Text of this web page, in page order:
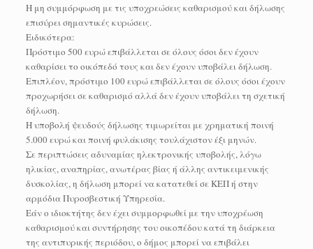
Η μη συμμόρφωση με τις υποχρεώσεις καθαρισμού και δήλωσης
επισύρει σημαντικές κυρώσεις.
Ειδικότερα:
Πρόστιμο 500 ευρώ επιβάλλεται σε όλους όσοι δεν έχουν
καθαρίσει το οικόπεδό τους και δεν έχουν υποβάλει δήλωση.
Επιπλέον, πρόστιμο 100 ευρώ επιβάλλεται σε όλους όσοι έχουν
προχωρήσει σε καθαρισμό αλλά δεν έχουν υποβάλει τη σχετική
δήλωση.
Η υποβολή ψευδούς δήλωσης τιμωρείται με χρηματική ποινή
5.000 ευρώ και ποινή φυλάκισης τουλάχιστον έξι μηνών.
Σε περιπτώσεις αδυναμίας ηλεκτρονικής υποβολής, λόγω
ηλικίας, αναπηρίας, ανωτέρας βίας ή άλλης αντικειμενικής
δυσκολίας, η δήλωση μπορεί να κατατεθεί σε ΚΕΠ ή στην
αρμόδια Πυροσβεστική Υπηρεσία.
Εάν ο ιδιοκτήτης δεν έχει συμμορφωθεί με την υποχρέωση
καθαρισμού και συντήρησης του οικοπέδου κατά τη διάρκεια
της αντιπυρικής περιόδου, ο δήμος μπορεί να επιβάλει